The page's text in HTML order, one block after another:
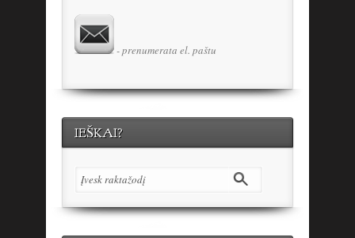
- prenumerata el. paštu
IEŠKAI?